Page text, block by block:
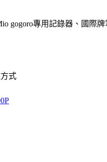
gogoro專用記錄器、國際
式